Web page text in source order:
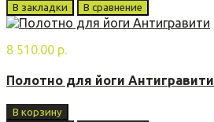
В закладки
В сравнение
8 510.00 р.
Полотно для йоги Антигравити
В корзину